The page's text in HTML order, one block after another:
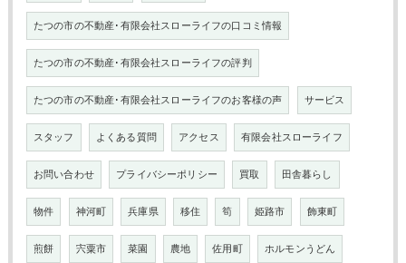
たつの市の不動産･有限会社スローライフの口コミ情報
たつの市の不動産･有限会社スローライフの評判
たつの市の不動産･有限会社スローライフのお客様の声 サービス
スタッフ よくある質問 アクセス 有限会社スローライフ
お問い合わせ プライバシーポリシー 買取 田舎暮らし
物件 神河町 兵庫県 移住 筍 姫路市 飾東町
煎餅 宍粟市 菜園 農地 佐用町 ホルモンうどん